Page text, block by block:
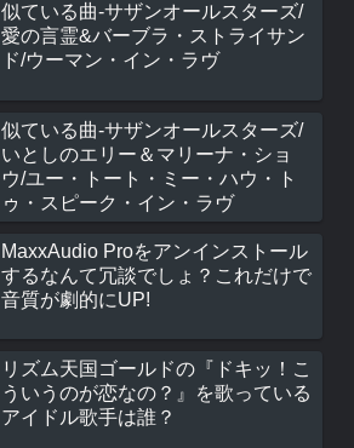
似ている曲-サザンオールスターズ/
愛の言霊&バーブラ・ストライサン
ド/ウーマン・イン・ラヴ
似ている曲-サザンオールスターズ/
いとしのエリー＆マリーナ・ショ
ウ/ユー・トート・ミー・ハウ・ト
ゥ・スピーク・イン・ラヴ
MaxxAudio Proをアンインストール
するなんて冗談でしょ？これだけで
音質が劇的にUP!
リズム天国ゴールドの『ドキッ！こ
ういうのが恋なの？』を歌っている
アイドル歌手は誰？